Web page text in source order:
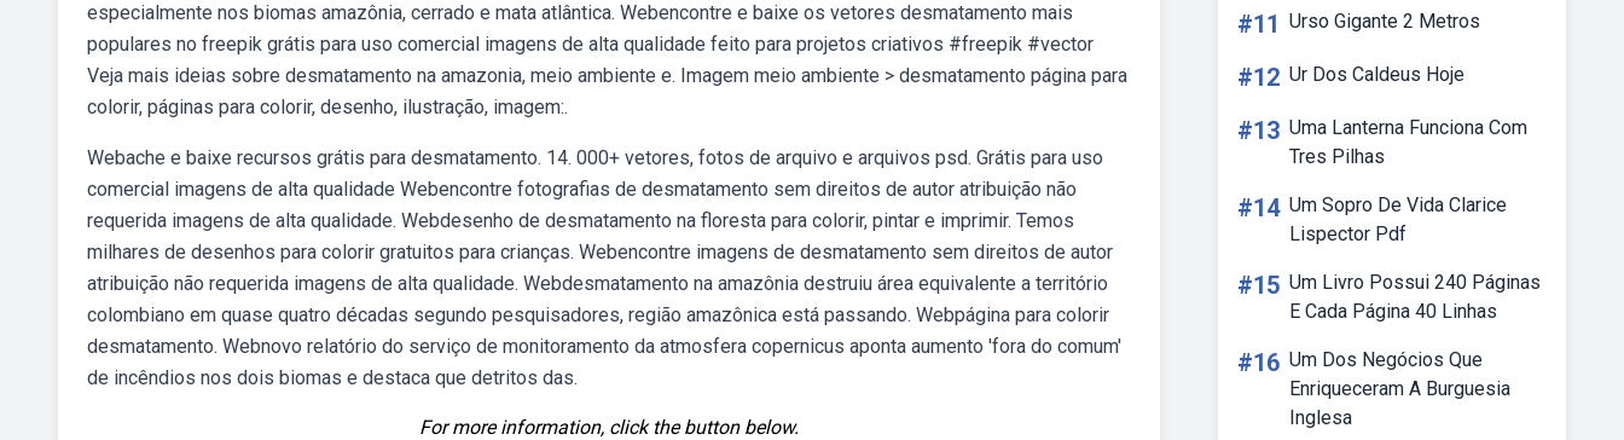
especialmente nos biomas amazônia, cerrado e mata atlântica. Webencontre e baixe os vetores desmatamento mais
populares no freepik grátis para uso comercial imagens de alta qualidade feito para projetos criativos #freepik #vector
Veja mais ideias sobre desmatamento na amazonia, meio ambiente e. Imagem meio ambiente > desmatamento página para
colorir, páginas para colorir, desenho, ilustração, imagem:.
Webache e baixe recursos grátis para desmatamento. 14. 000+ vetores, fotos de arquivo e arquivos psd. Grátis para uso
comercial imagens de alta qualidade Webencontre fotografias de desmatamento sem direitos de autor atribuição não
requerida imagens de alta qualidade. Webdesenho de desmatamento na floresta para colorir, pintar e imprimir. Temos
milhares de desenhos para colorir gratuitos para crianças. Webencontre imagens de desmatamento sem direitos de autor
atribuição não requerida imagens de alta qualidade. Webdesmatamento na amazônia destruiu área equivalente a território
colombiano em quase quatro décadas segundo pesquisadores, região amazônica está passando. Webpágina para colorir
desmatamento. Webnovo relatório do serviço de monitoramento da atmosfera copernicus aponta aumento 'fora do comum'
de incêndios nos dois biomas e destaca que detritos das.
For more information, click the button below.
#11 Urso Gigante 2 Metros
#12 Ur Dos Caldeus Hoje
#13 Uma Lanterna Funciona Com
Tres Pilhas
#14 Um Sopro De Vida Clarice
Lispector Pdf
#15 Um Livro Possui 240 Páginas
E Cada Página 40 Linhas
#16 Um Dos Negócios Que
Enriqueceram A Burguesia
Inglesa